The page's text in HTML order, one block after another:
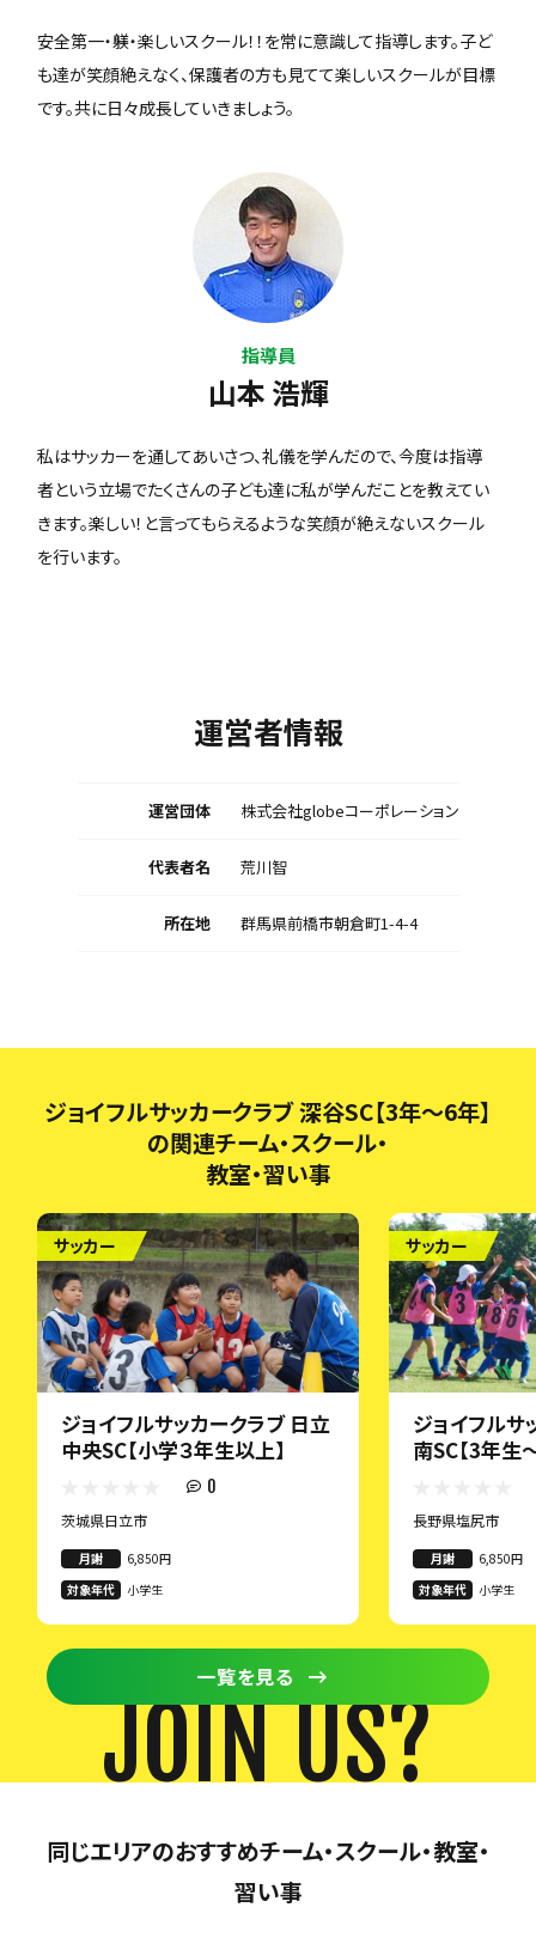
安全第一・躾・楽しいスクール！！を常に意識して指導します。子ど
も達が笑顔絶えなく、保護者の方も見てて楽しいスクールが目標
です。共に日々成長していきましょう。
指導員
山本 浩輝
私はサッカーを通してあいさつ、礼儀を学んだので、今度は指導
者という立場でたくさんの子ども達に私が学んだことを教えてい
きます。楽しい！と言ってもらえるような笑顔が絶えないスクール
を行います。
運営者情報
運営団体 株式会社globeコーポレーション
代表者名 荒川智
所在地 群馬県前橋市朝倉町1-4-4
ジョイフルサッカークラブ 深谷SC【3年～6年】
の関連チーム・スクール・
教室・習い事
サッカー
ジョイフルサッカークラブ 日立
中央SC【小学３年生以上】
0
茨城県日立市
月謝
6,850円
対象年代
小学生
サッカー
ジョイフルサ
南SC【3年生
長野県塩尻市
月謝
6,850円
対象年代
小学生
一覧を見る
JOIN US?
同じエリアのおすすめチーム・スクール・教室・
習い事